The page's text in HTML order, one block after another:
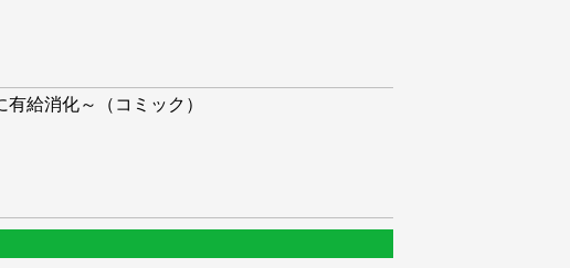
給消化～（コミック）